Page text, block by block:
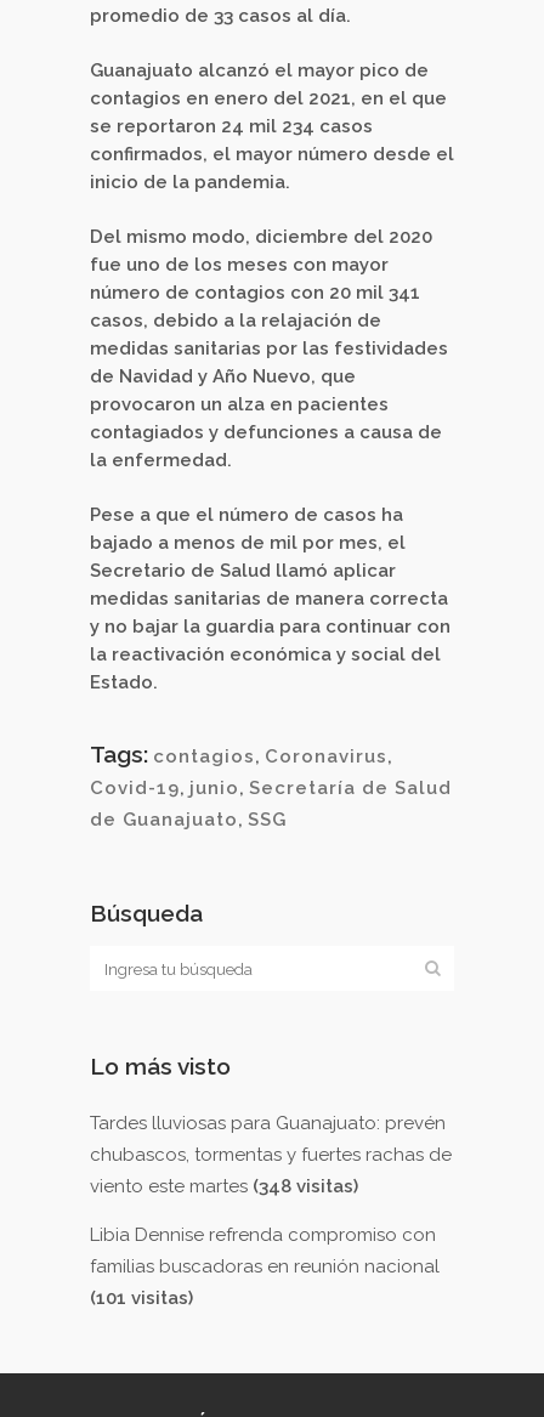
promedio de 33 casos al día.
Guanajuato alcanzó el mayor pico de
contagios en enero del 2021, en el que
se reportaron 24 mil 234 casos
confirmados, el mayor número desde el
inicio de la pandemia.
Del mismo modo, diciembre del 2020
fue uno de los meses con mayor
número de contagios con 20 mil 341
casos, debido a la relajación de
medidas sanitarias por las festividades
de Navidad y Año Nuevo, que
provocaron un alza en pacientes
contagiados y defunciones a causa de
la enfermedad.
Pese a que el número de casos ha
bajado a menos de mil por mes, el
Secretario de Salud llamó aplicar
medidas sanitarias de manera correcta
y no bajar la guardia para continuar con
la reactivación económica y social del
Estado.
Tags: contagios, Coronavirus,
Covid-19, junio, Secretaría de Salud
de Guanajuato, SSG
Búsqueda
Lo más visto
Tardes lluviosas para Guanajuato: prevén
chubascos, tormentas y fuertes rachas de
viento este martes (348 visitas)
Libia Dennise refrenda compromiso con
familias buscadoras en reunión nacional
(101 visitas)